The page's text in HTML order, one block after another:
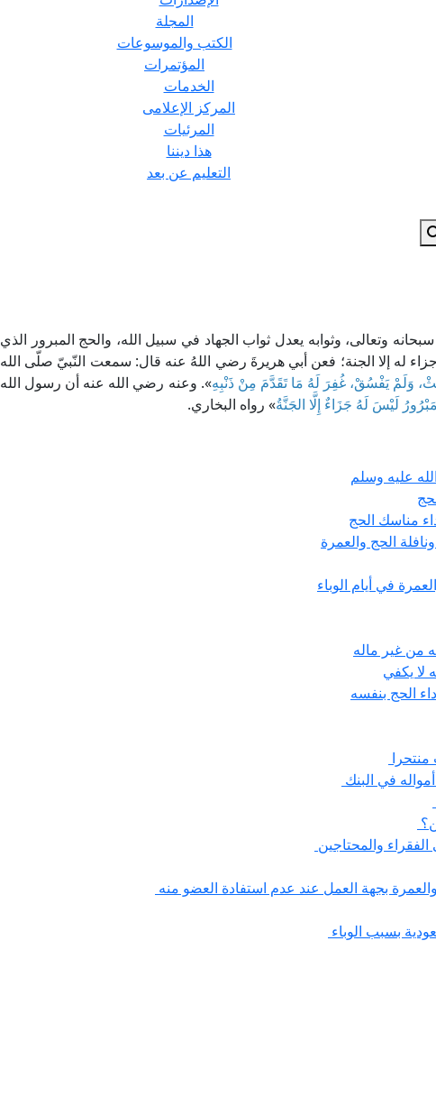
المجلة
الكتب والموسوعات
المؤتمرات
الخدمات
المركز الإعلامى
المرئيات
هذا ديننا
التعليم عن بعد
وتعالى، وثوابه يعدل ثواب الجهاد في سبيل الله، والحج المبرور الذي
له إلا الجنة؛ فعن أبي هريرةَ رضي اللهُ عنه قال: سمعت النّبيّ صلّى الله
وَلَمْ يَفْسُقْ، غُفِرَ لَهُ مَا تَقَدَّمَ مِنْ ذَنْبِهِ». وعنه رضي الله عنه أن رسول الله
لَيْسَ لَهُ جَزَاءٌ إِلَّا الجَنَّةُ» رواه البخاري.
عليه وسلم
مناسك الحج
الحج والعمرة
في أيام الوباء
من غير ماله
لا يكفي
الحج بنفسه
في البنك
والمحتاجين
بجهة العمل عند عدم استفادة العضو منه
بسبب الوباء